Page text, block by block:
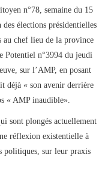
n°78, semaine du 15
élections présidentielles
chef lieu de la province
Potentiel n°3994 du jeudi
sur l’AMP, en posant
déjà « son avenir derrière
« AMP inaudible».
sont plongés actuellement
réflexion existentielle à
politiques, sur leur praxis